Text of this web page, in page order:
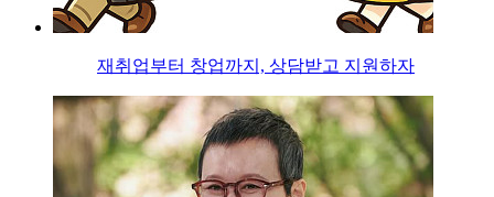
재취업부터 창업까지, 상담받고 지원하자